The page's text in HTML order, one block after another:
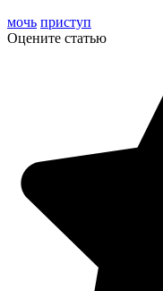
мочь приступ
Оцените статью